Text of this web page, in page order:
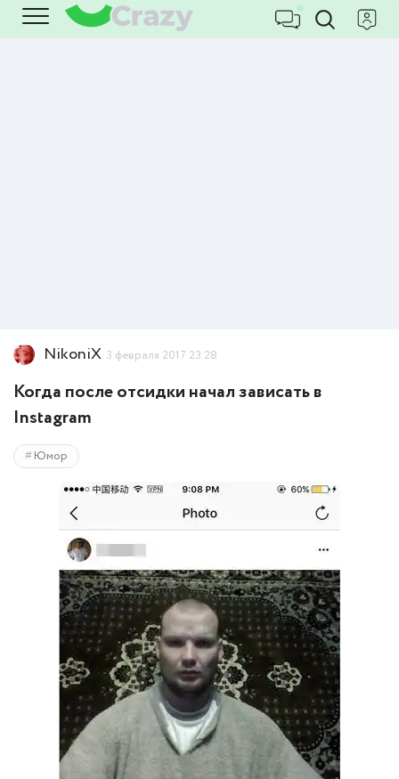
NikoniX 3 февраля 2017 23:28
Когда после отсидки начал зависать в
Instagram
Юмор